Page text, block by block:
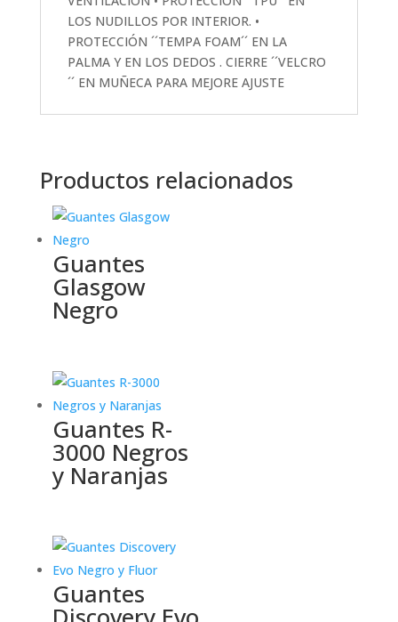
LOS NUDILLOS POR INTERIOR. •
PROTECCIÓN ´´TEMPA FOAM´´ EN LA
PALMA Y EN LOS DEDOS . CIERRE ´´VELCRO
´´ EN MUÑECA PARA MEJORE AJUSTE
Productos relacionados
Guantes
Glasgow
Negro
Guantes R-
3000 Negros
y Naranjas
Guantes